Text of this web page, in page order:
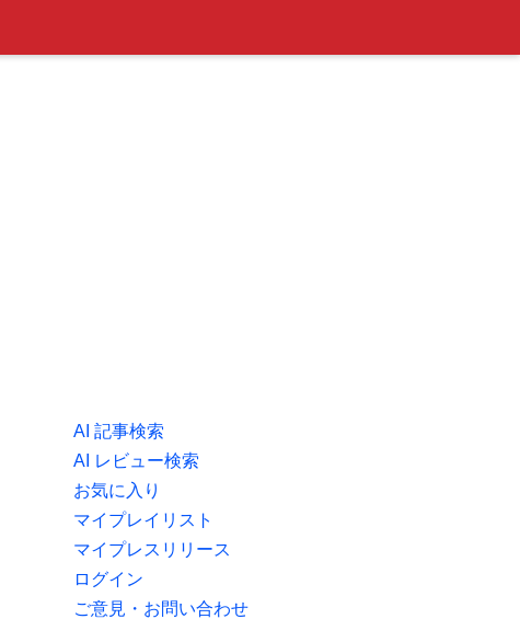
AI 記事検索
AI レビュー検索
お気に入り
マイプレイリスト
マイプレスリリース
ログイン
ご意見・お問い合わせ